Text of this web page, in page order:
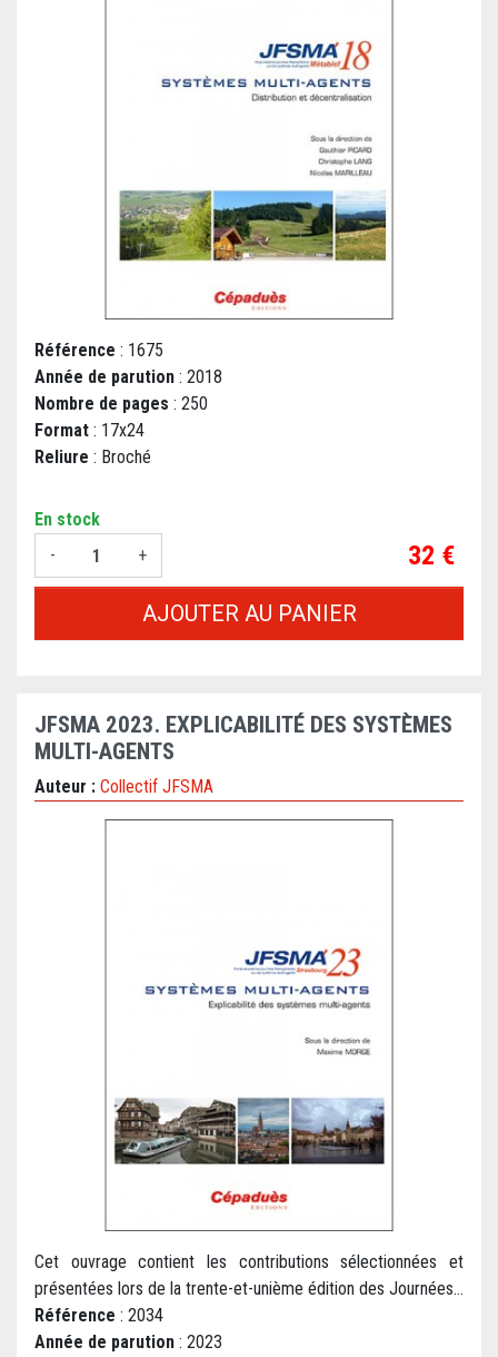
Référence : 1675
Année de parution : 2018
Nombre de pages : 250
Format : 17x24
Reliure : Broché
En stock
-
+ Prix
32 €
AJOUTER AU PANIER
JFSMA 2023. EXPLICABILITÉ DES SYSTÈMES
MULTI-AGENTS
Auteur : Collectif JFSMA
Cet ouvrage contient les contributions sélectionnées et
présentées lors de la trente-et-unième édition des Journées...
Référence : 2034
Année de parution : 2023